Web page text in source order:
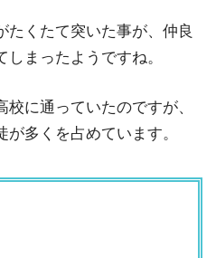
たくたて突いた事が、仲良
まったようですね。
に通っていたのですが、
多くを占めています。